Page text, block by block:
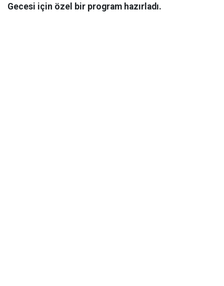
Gecesi için özel bir program hazırladı.